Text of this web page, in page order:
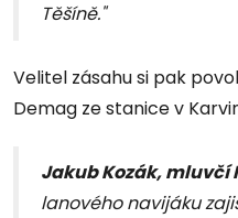
Těšíně."
Velitel zásahu si pak
Demag ze stanice v
Jakub Kozák, mluvčí
lanového navijáku